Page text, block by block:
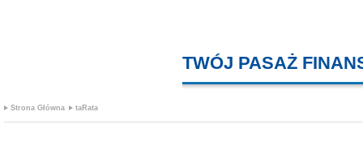
TWÓJ PASAŻ
Strona Główna taRata